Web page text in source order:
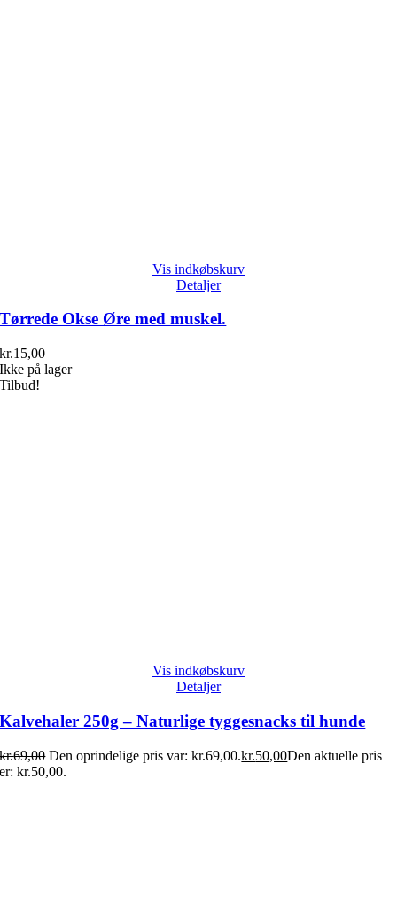
Vis indkøbskurv
Detaljer
Tørrede Okse Øre med muskel.
kr.15,00
Ikke på lager
Tilbud!
Vis indkøbskurv
Detaljer
Kalvehaler 250g – Naturlige tyggesnacks til hunde
kr.69,00 Den oprindelige pris var: kr.69,00.kr.50,00Den aktuelle pris
er: kr.50,00.